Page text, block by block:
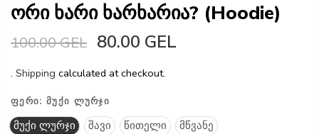
ორი ხარი ხარხარია? (Hoodie)
100.00 GEL 80.00 GEL
. Shipping calculated at checkout.
ᲤᲔᲠᲘ: ᲛᲣᲥᲘ ᲚᲣᲠᲯᲘ
მუქი ლურჯი შავი წითელი მწვანე